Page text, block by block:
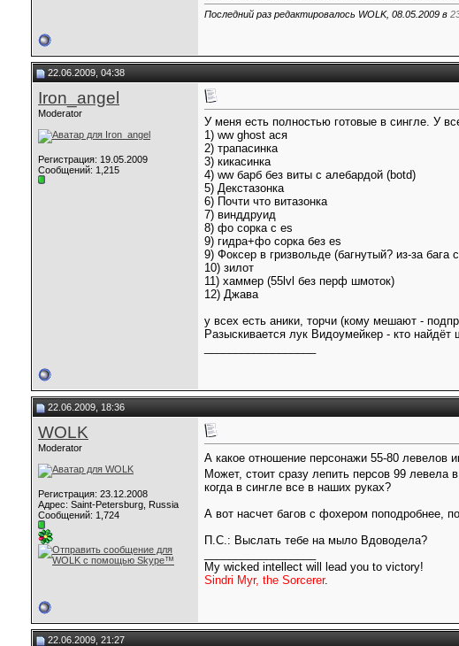
Последний раз редактировалось WOLK, 08.05.2009 в
22.06.2009, 04:38
Iron_angel
Moderator
Регистрация: 19.05.2009
Сообщений: 1,215
У меня есть полностью готовые в сингле. У
1) ww ghost ася
2) трапасинка
3) кикасинка
4) ww барб без виты с алебардой (botd)
5) Декстазонка
6) Почти что витазонка
7) винддруид
8) фо сорка с es
9) гидра+фо сорка без es
9) Фоксер в гризвольде (багнутый? из-за бага
10) зилот
11) хаммер (55lvl без перф шмоток)
12) Джава
у всех есть аники, торчи (кому мешают -
Разыскивается лук Видоумейкер - кто
22.06.2009, 18:36
WOLK
Moderator
Регистрация: 23.12.2008
Адрес: Saint-Petersburg, Russia
Сообщений: 1,724
А какое отношение персонажи 55-80 левелов
Может, стоит сразу лепить персов 99
когда в сингле все в наших руках?
А вот насчет багов с фохером поподробнее,
П.С.: Выслать тебе на мыло Вдоводела?
My wicked intellect will lead you to victory!
Sindri Myr, the Sorcerer.
22.06.2009, 21:27